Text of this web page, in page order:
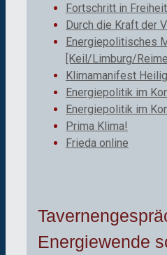
Fortschritt in Freiheit
Durch die Kraft der
Energiepolitisches
[Keil/Limburg/
Klimamanifest
Energiepolitik im
Energiepolitik im
Prima Klima!
Frieda online
Energiewende